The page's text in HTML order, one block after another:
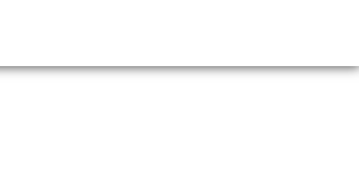
แบบครอบครัว